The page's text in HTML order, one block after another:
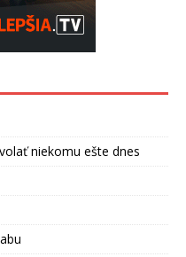
niekomu ešte dnes